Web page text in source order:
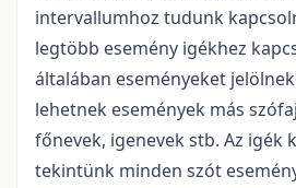
intervallumhoz tudunk
legtöbb esemény igékhez
általában eseményeket
lehetnek események más
főnevek, igenevek stb. Az igék
tekintünk minden szót